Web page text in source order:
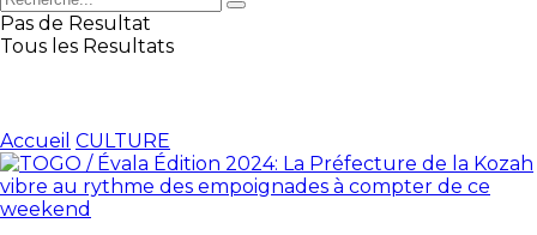
Pas de Resultat
Tous les Resultats
Accueil CULTURE